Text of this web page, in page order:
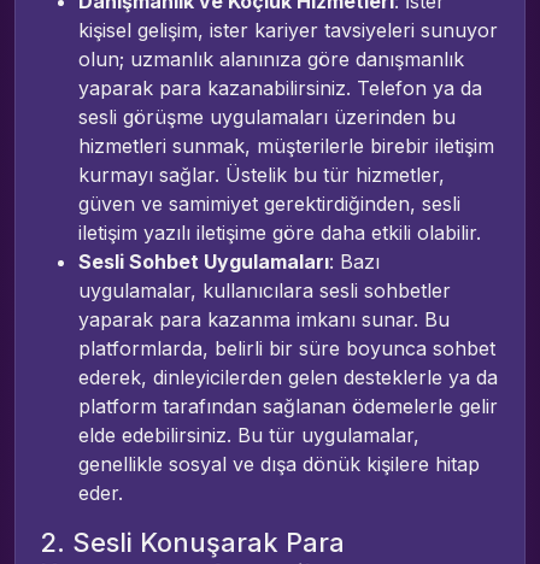
kişisel gelişim, ister kariyer tavsiyeleri sunuyor
olun; uzmanlık alanınıza göre danışmanlık
yaparak para kazanabilirsiniz. Telefon ya da
sesli görüşme uygulamaları üzerinden bu
hizmetleri sunmak, müşterilerle birebir iletişim
kurmayı sağlar. Üstelik bu tür hizmetler,
güven ve samimiyet gerektirdiğinden, sesli
iletişim yazılı iletişime göre daha etkili olabilir.
Sesli Sohbet Uygulamaları: Bazı
uygulamalar, kullanıcılara sesli sohbetler
yaparak para kazanma imkanı sunar. Bu
platformlarda, belirli bir süre boyunca sohbet
ederek, dinleyicilerden gelen desteklerle ya da
platform tarafından sağlanan ödemelerle gelir
elde edebilirsiniz. Bu tür uygulamalar,
genellikle sosyal ve dışa dönük kişilere hitap
eder.
2. Sesli Konuşarak Para